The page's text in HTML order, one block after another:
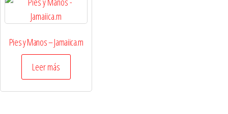
Pies y Manos – Jamaiica.m
Leer más